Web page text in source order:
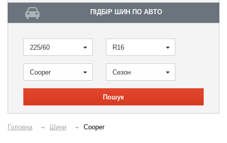
ПІДБІР ШИН ПО АВТО
225/60 R16
Cooper Сезон
Пошук
Головна Шини Cooper